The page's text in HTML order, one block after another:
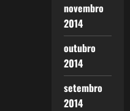
novembro
2014
outubro
2014
setembro
2014